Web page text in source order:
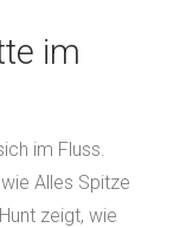
im
im Fluss.
Alles Spitze
zeigt, wie